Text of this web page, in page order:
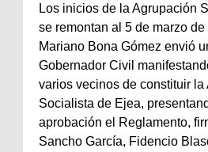
Los inicios de la Agrupación
se remontan al 5 de marzo
Mariano Bona Gómez envió
Gobernador Civil
varios vecinos de constituir la
Socialista de Ejea,
aprobación el Reglamento,
Sancho García, Fidencio